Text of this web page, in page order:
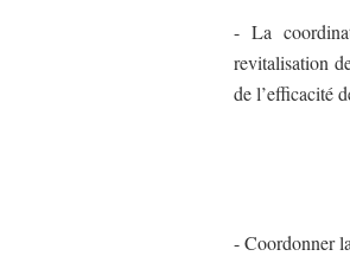
- La
revitalisation
de l’efficacité
- Coordonner